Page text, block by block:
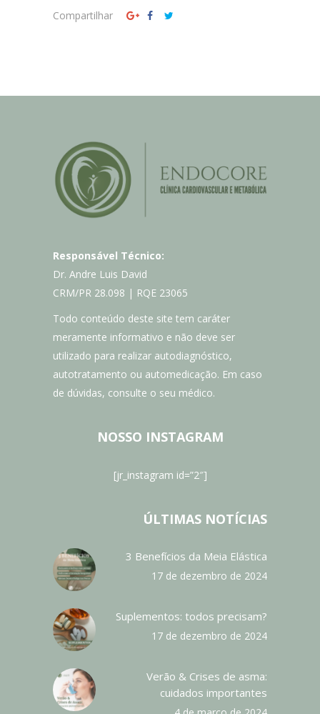
Compartilhar
Responsável Técnico:
Dr. Andre Luis David
CRM/PR 28.098 | RQE 23065
Todo conteúdo deste site tem caráter
meramente informativo e não deve ser
utilizado para realizar autodiagnóstico,
autotratamento ou automedicação. Em caso
de dúvidas, consulte o seu médico.
NOSSO INSTAGRAM
[jr_instagram id=”2″]
ÚLTIMAS NOTÍCIAS
3 Benefícios da Meia Elástica
17 de dezembro de 2024
Suplementos: todos precisam?
17 de dezembro de 2024
Verão & Crises de asma:
cuidados importantes